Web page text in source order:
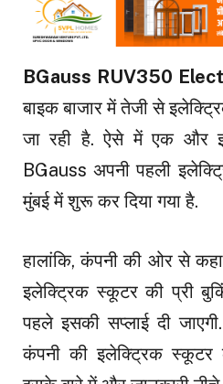
BGauss RUV350
बाइक बाजार में तेजी से
जा रही है. ऐसे में एक और
BGauss अपनी पहली
मुंबई में शुरू कर दिया गया है.
हालांकि, कंपनी की ओर से
इलेक्ट्रिक स्कूटर की प्री
पहले इसकी सप्लाई दी
कंपनी की इलेक्ट्रिक स्कूटर